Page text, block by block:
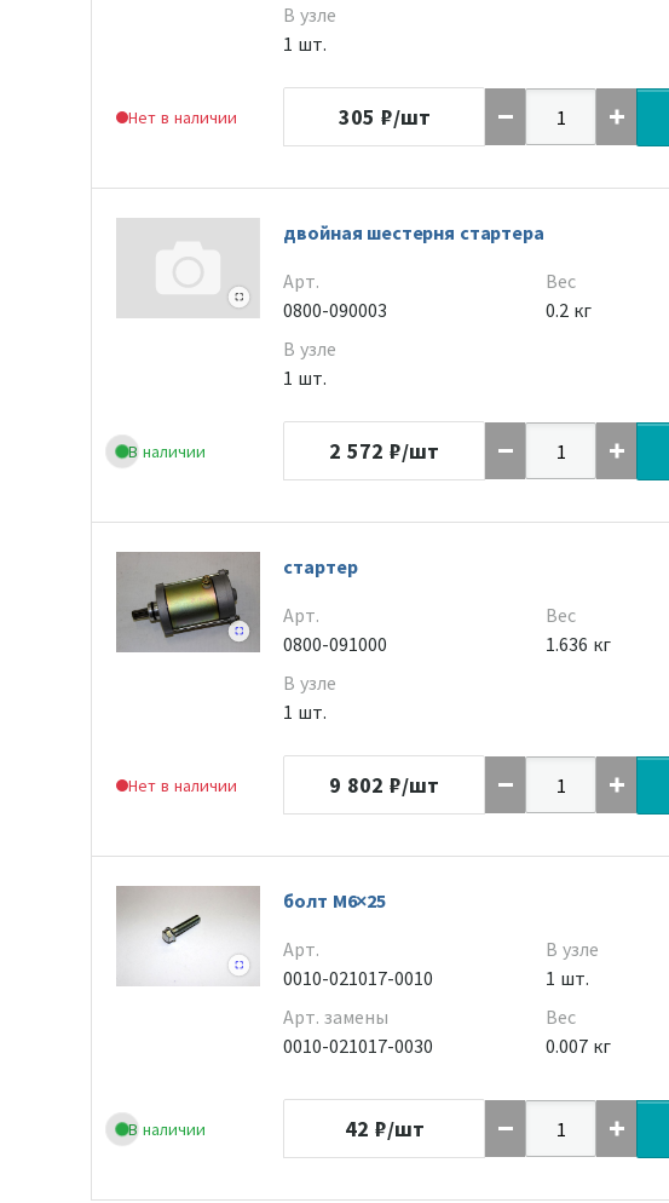
Нет в наличии
В узле
1 шт.
305 ₽/шт
В наличии
двойная шестерня стартера
Арт.
0800-090003
В узле
1 шт.
Вес
0.2 кг
2 572 ₽/шт
Нет в наличии
стартер
Арт.
0800-091000
В узле
1 шт.
Вес
1.636 кг
9 802 ₽/шт
В наличии
болт M6×25
Арт.
0010-021017-0010
Арт. замены
0010-021017-0030
В узле
1 шт.
Вес
0.007 кг
42 ₽/шт